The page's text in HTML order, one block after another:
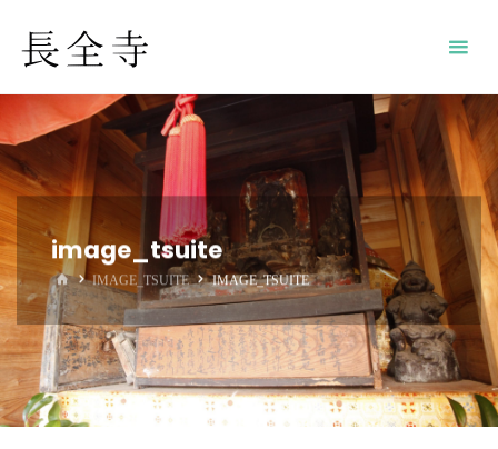
image_tsuite
ホ
ー
ム
IMAGE_TSUITE IMAGE_TSUITE